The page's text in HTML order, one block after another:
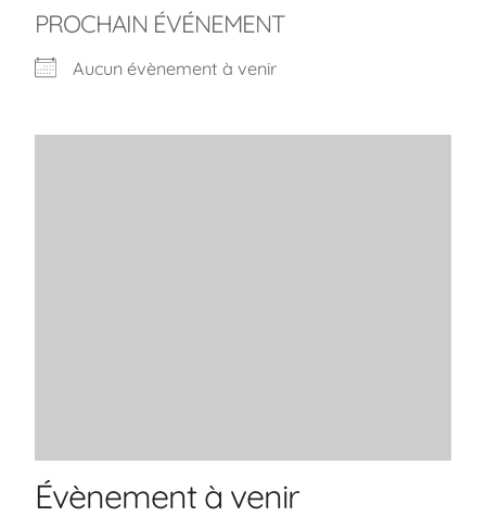
PROCHAIN ÉVÉNEMENT
Aucun évènement à venir
Évènement à venir